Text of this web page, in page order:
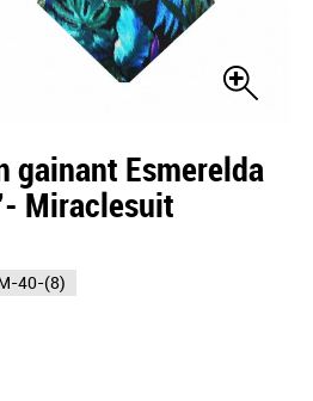
gainant Esmerelda
Miraclesuit
40-(8)